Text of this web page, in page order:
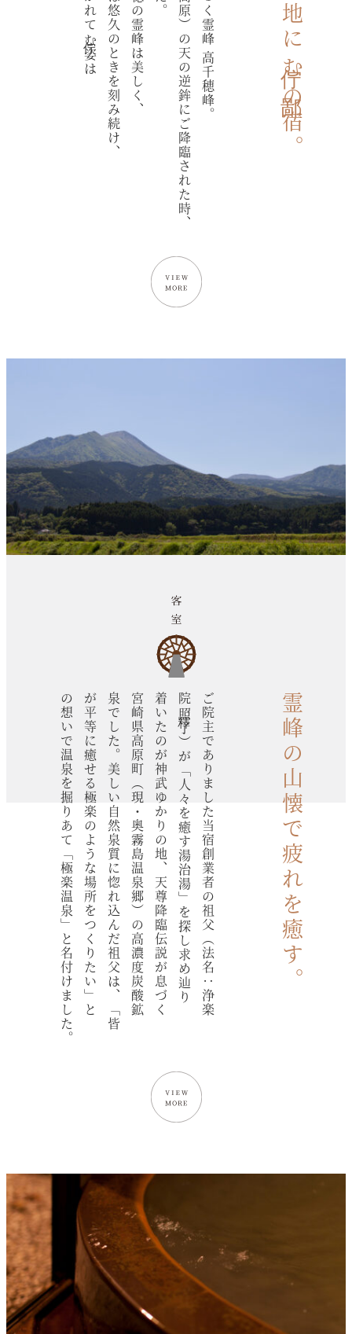
ご院主でありました当宿創業者の祖父（法名：浄楽
院釋照了）が「人々を癒す湯治湯」を探し求め辿り
着いたのが神武ゆかりの地、天尊降臨伝説が息づく
宮崎県高原町（現・奥霧島温泉郷）の高濃度炭酸鉱
泉でした。美しい自然泉質に惚れ込んだ祖父は、「皆
が平等に癒せる極楽のような場所をつくりたい」と
の想いで温泉を掘りあて「極楽温泉」と名付けました。 霊峰の山懐で疲れを癒す。